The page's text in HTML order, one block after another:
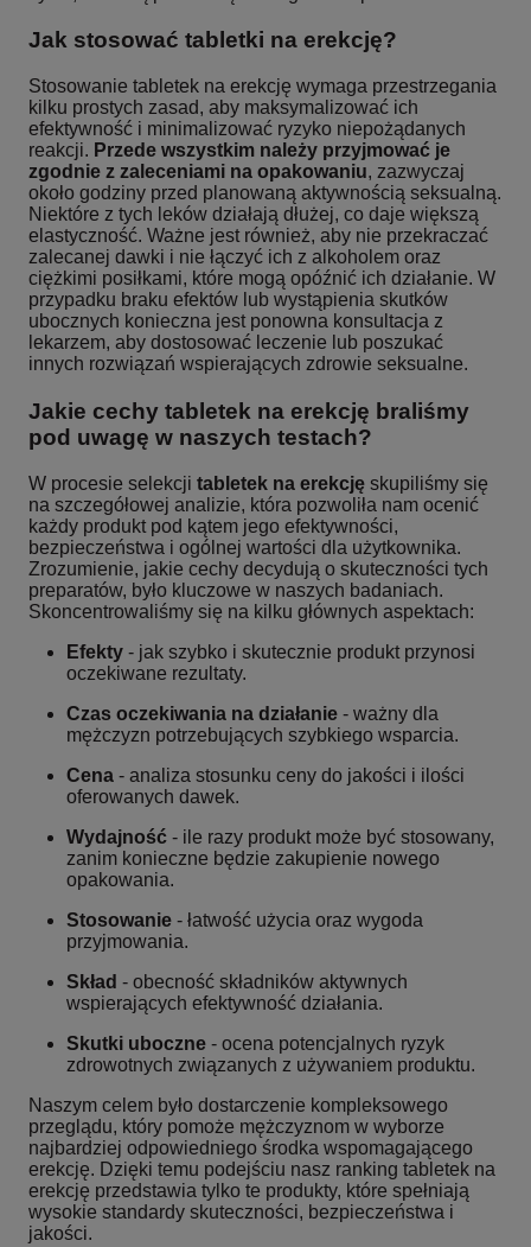
Jak stosować tabletki na erekcję?
Stosowanie tabletek na erekcję wymaga przestrzegania
kilku prostych zasad, aby maksymalizować ich
efektywność i minimalizować ryzyko niepożądanych
reakcji. Przede wszystkim należy przyjmować je
zgodnie z zaleceniami na opakowaniu, zazwyczaj
około godziny przed planowaną aktywnością seksualną.
Niektóre z tych leków działają dłużej, co daje większą
elastyczność. Ważne jest również, aby nie przekraczać
zalecanej dawki i nie łączyć ich z alkoholem oraz
ciężkimi posiłkami, które mogą opóźnić ich działanie. W
przypadku braku efektów lub wystąpienia skutków
ubocznych konieczna jest ponowna konsultacja z
lekarzem, aby dostosować leczenie lub poszukać
innych rozwiązań wspierających zdrowie seksualne.
Jakie cechy tabletek na erekcję braliśmy
pod uwagę w naszych testach?
W procesie selekcji tabletek na erekcję skupiliśmy się
na szczegółowej analizie, która pozwoliła nam ocenić
każdy produkt pod kątem jego efektywności,
bezpieczeństwa i ogólnej wartości dla użytkownika.
Zrozumienie, jakie cechy decydują o skuteczności tych
preparatów, było kluczowe w naszych badaniach.
Skoncentrowaliśmy się na kilku głównych aspektach:
Efekty - jak szybko i skutecznie produkt przynosi
oczekiwane rezultaty.
Czas oczekiwania na działanie - ważny dla
mężczyzn potrzebujących szybkiego wsparcia.
Cena - analiza stosunku ceny do jakości i ilości
oferowanych dawek.
Wydajność - ile razy produkt może być stosowany,
zanim konieczne będzie zakupienie nowego
opakowania.
Stosowanie - łatwość użycia oraz wygoda
przyjmowania.
Skład - obecność składników aktywnych
wspierających efektywność działania.
Skutki uboczne - ocena potencjalnych ryzyk
zdrowotnych związanych z używaniem produktu.
Naszym celem było dostarczenie kompleksowego
przeglądu, który pomoże mężczyznom w wyborze
najbardziej odpowiedniego środka wspomagającego
erekcję. Dzięki temu podejściu nasz ranking tabletek na
erekcję przedstawia tylko te produkty, które spełniają
wysokie standardy skuteczności, bezpieczeństwa i
jakości.